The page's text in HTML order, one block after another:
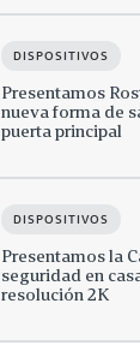
DISPOSITIVOS
Presentamos
nueva forma de
puerta principal
DISPOSITIVOS
Presentamos la
seguridad en
resolución 2K